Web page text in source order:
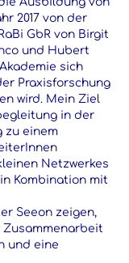
2017 von der
GbR von Birgit
und Hubert
sich
Praxisforschung
wird. Mein Ziel
in der
zu einem
Netzwerkes
Kombination mit
Seeon zeigen,
und eine